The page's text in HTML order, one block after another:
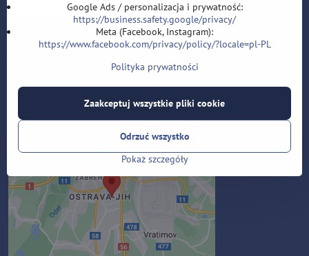
Mapa
Velflíkova 1632/11,Ostrava 30, 700 30
Zawartość zewnętrzna jest
blokowana przez opcje
prywatności
Czy chcesz załadować zawartość
zewnętrzną?
Zezwól raz
Google Ads / personalizacja i prywatność:
https://business.safety.google/privacy/
Meta (Facebook, Instagram):
https://www.facebook.com/privacy/policy/?locale=pl-PL
Polityka prywatności
Pokaż szczegóły
Zaakceptuj wszystkie pliki cookie
Odrzuć wszystko